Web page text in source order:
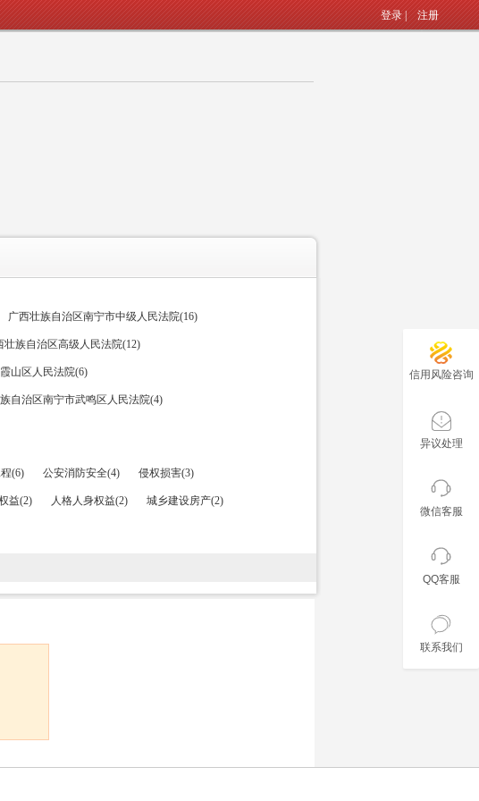
登录| 注册
广西壮族自治区南宁市中级人民法院(16)
壮族自治区高级人民法院(12)
山区人民法院(6)
自治区南宁市武鸣区人民法院(4)
(6) 公安消防安全(4) 侵权损害(3)
益(2) 人格人身权益(2) 城乡建设房产(2)
信用风险咨询
异议处理
微信客服
QQ客服
联系我们